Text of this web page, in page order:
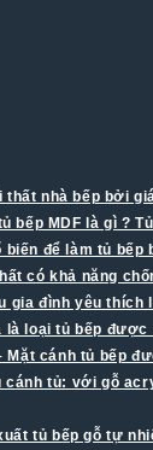
nhà bếp bởi
MDF là gì ?
để làm tủ
có khả năng
đình yêu
loại tủ bếp
cánh tủ bếp
cánh tủ: với gỗ
tủ bếp gỗ tự